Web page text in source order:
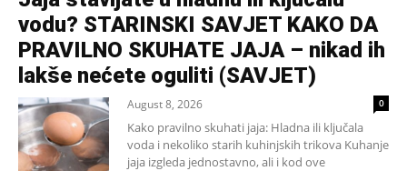
vodu? STARINSKI SAVJET KAKO DA
PRAVILNO SKUHATE JAJA – nikad ih
lakše nećete oguliti (SAVJET)
August 8, 2026 0
Kako pravilno skuhati jaja: Hladna ili ključala
voda i nekoliko starih kuhinjskih trikova Kuhanje
jaja izgleda jednostavno, ali i kod ove